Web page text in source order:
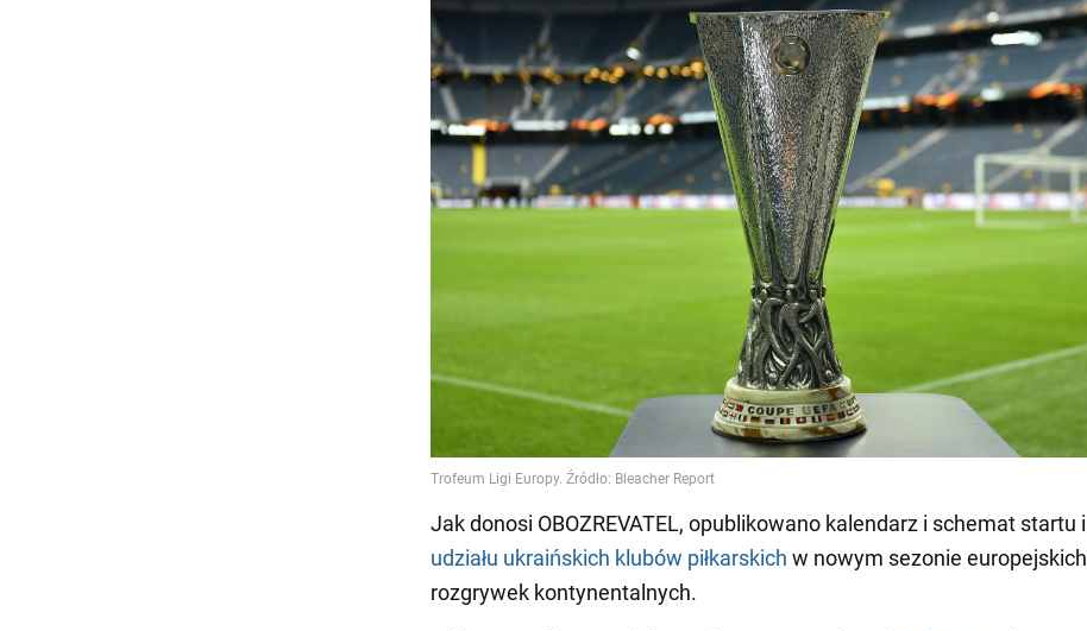
Jak donosi OBOZREVATEL, opublikowano kalendarz i schemat startu i
udziału ukraińskich klubów piłkarskich w nowym sezonie europejskich
rozgrywek kontynentalnych.